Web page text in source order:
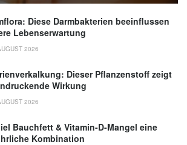
Diese Darmbakterien beeinflussen
Lebenserwartung
2026
Dieser Pflanzenstoff zeigt
Wirkung
2026
Bauchfett & Vitamin-D-Mangel eine
Kombination